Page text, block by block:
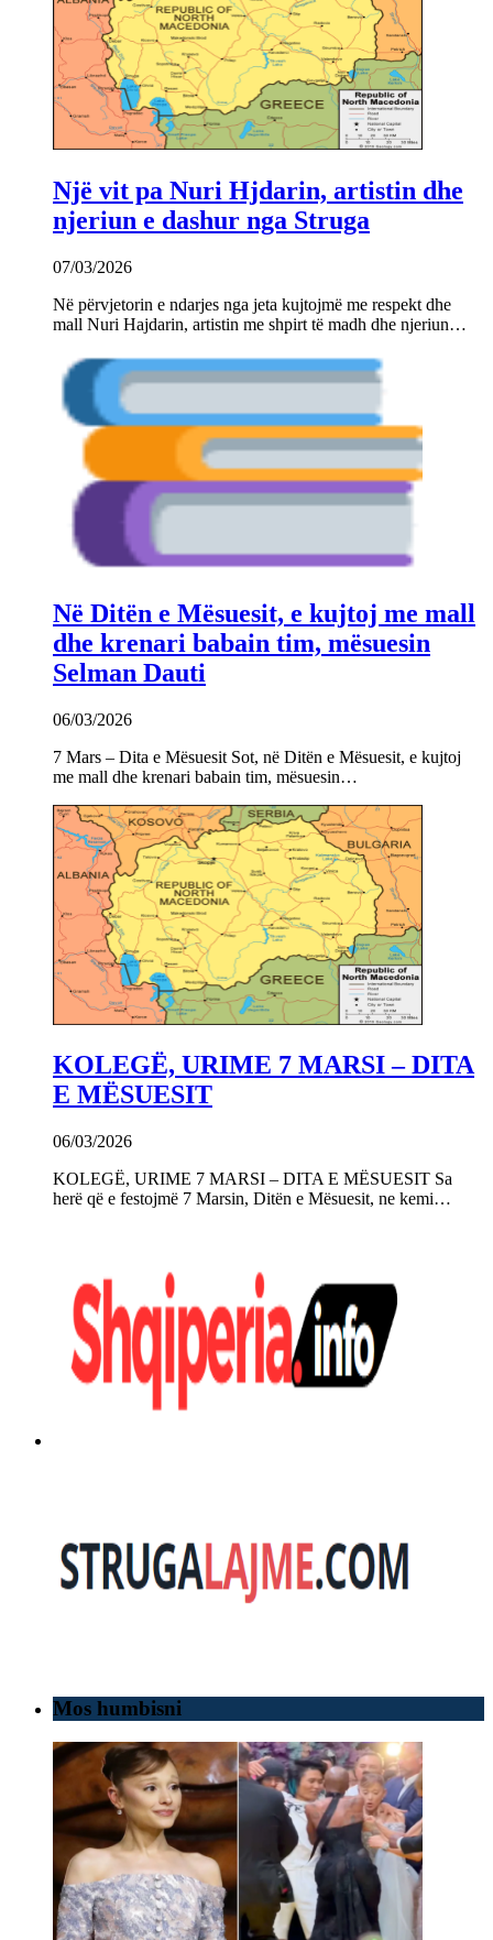
Një vit pa Nuri Hjdarin, artistin dhe
njeriun e dashur nga Struga
07/03/2026
Në përvjetorin e ndarjes nga jeta kujtojmë me respekt dhe
mall Nuri Hajdarin, artistin me shpirt të madh dhe njeriun…
Në Ditën e Mësuesit, e kujtoj me mall
dhe krenari babain tim, mësuesin
Selman Dauti
06/03/2026
7 Mars – Dita e Mësuesit Sot, në Ditën e Mësuesit, e kujtoj
me mall dhe krenari babain tim, mësuesin…
KOLEGË, URIME 7 MARSI – DITA
E MËSUESIT
06/03/2026
KOLEGË, URIME 7 MARSI – DITA E MËSUESIT Sa
herë që e festojmë 7 Marsin, Ditën e Mësuesit, ne kemi…
Mos humbisni